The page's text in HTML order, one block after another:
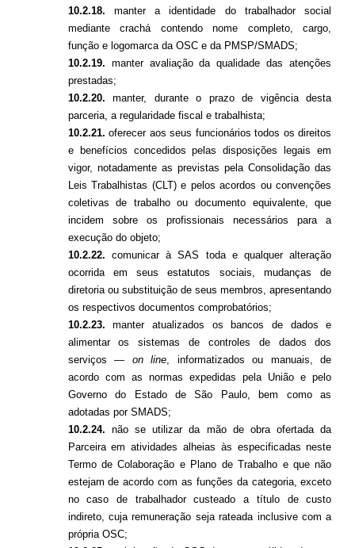
10.2.18. manter a identidade do trabalhador social
mediante crachá contendo nome completo, cargo,
função e logomarca da OSC e da PMSP/SMADS;
10.2.19. manter avaliação da qualidade das atenções
prestadas;
10.2.20. manter, durante o prazo de vigência desta
parceria, a regularidade fiscal e trabalhista;
10.2.21.oferecer aos seus funcionários todos os direitos
e benefícios concedidos pelas disposições legais em
vigor, notadamente as previstas pela Consolidação das
Leis Trabalhistas (CLT) e pelos acordos ou convenções
coletivas de trabalho ou documento equivalente, que
incidem sobre os profissionais necessários para a
execução do objeto;
10.2.22. comunicar à SAS toda e qualquer alteração
ocorrida em seus estatutos sociais, mudanças de
diretoria ou substituição de seus membros, apresentando
os respectivos documentos comprobatórios;
10.2.23. manter atualizados os bancos de dados e
alimentar os sistemas de controles de dados dos
serviços — on line, informatizados ou manuais, de
acordo com as normas expedidas pela União e pelo
Governo do Estado de São Paulo, bem como as
adotadas por SMADS;
10.2.24. não se utilizar da mão de obra ofertada da
Parceira em atividades alheias às especificadas neste
Termo de Colaboração e Plano de Trabalho e que não
estejam de acordo com as funções da categoria, exceto
no caso de trabalhador custeado a título de custo
indireto, cuja remuneração seja rateada inclusive com a
própria OSC;